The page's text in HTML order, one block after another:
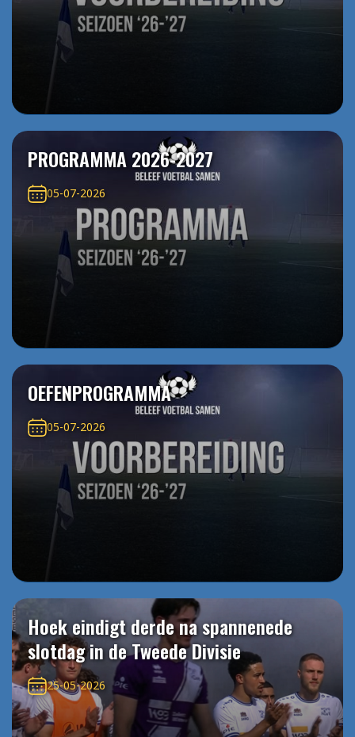
PROGRAMMA 2026-2027
05-07-2026
OEFENPROGRAMMA
05-07-2026
Hoek eindigt derde na spannenede
slotdag in de Tweede Divisie
25-05-2026